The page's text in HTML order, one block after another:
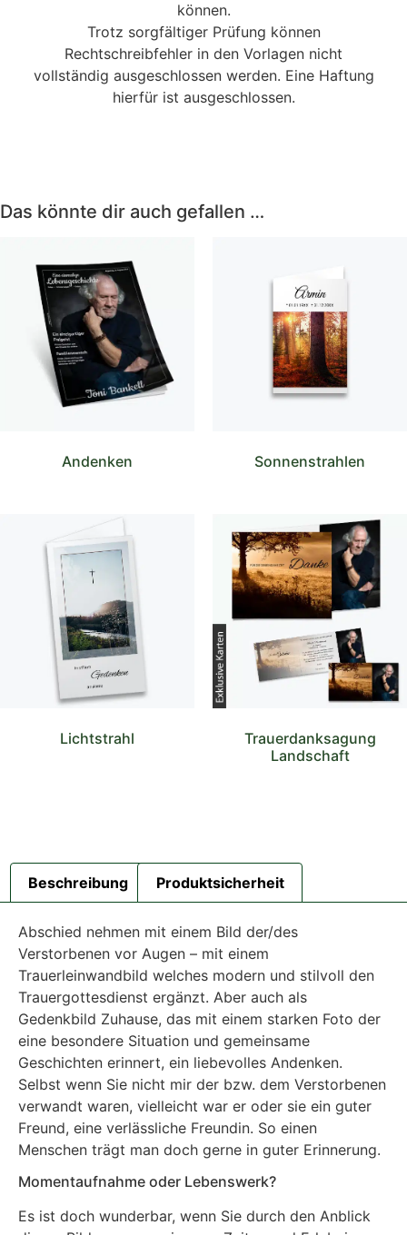
können.
Trotz sorgfältiger Prüfung können
Rechtschreibfehler in den Vorlagen nicht
vollständig ausgeschlossen werden. Eine Haftung
hierfür ist ausgeschlossen.
Das könnte dir auch gefallen …
Andenken Sonnenstrahlen
Lichtstrahl
Trauerdanksagung
Landschaft
Beschreibung Produktsicherheit
Abschied nehmen mit einem Bild der/des
Verstorbenen vor Augen – mit einem
Trauerleinwandbild welches modern und stilvoll den
Trauergottesdienst ergänzt. Aber auch als
Gedenkbild Zuhause, das mit einem starken Foto der
eine besondere Situation und gemeinsame
Geschichten erinnert, ein liebevolles Andenken.
Selbst wenn Sie nicht mir der bzw. dem Verstorbenen
verwandt waren, vielleicht war er oder sie ein guter
Freund, eine verlässliche Freundin. So einen
Menschen trägt man doch gerne in guter Erinnerung.
Momentaufnahme oder Lebenswerk?
Es ist doch wunderbar, wenn Sie durch den Anblick